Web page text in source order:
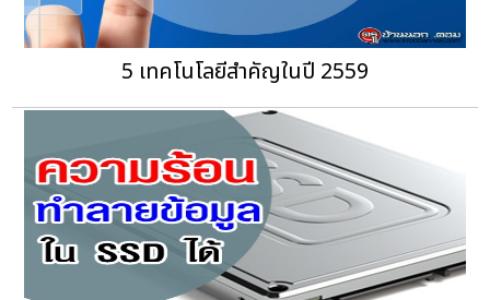
5 เทคโนโลยีสำคัญในปี 2559